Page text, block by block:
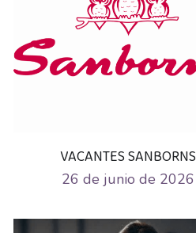
VACANTES SANBORNS
26 de junio de 2026